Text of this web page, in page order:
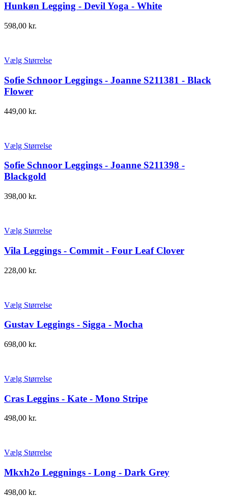
Hunkøn Legging - Devil Yoga - White
598,00 kr.
Vælg Størrelse
Sofie Schnoor Leggings - Joanne S211381 - Black
Flower
449,00 kr.
Vælg Størrelse
Sofie Schnoor Leggings - Joanne S211398 -
Blackgold
398,00 kr.
Vælg Størrelse
Vila Leggings - Commit - Four Leaf Clover
228,00 kr.
Vælg Størrelse
Gustav Leggings - Sigga - Mocha
698,00 kr.
Vælg Størrelse
Cras Leggins - Kate - Mono Stripe
498,00 kr.
Vælg Størrelse
Mkxh2o Leggnings - Long - Dark Grey
498,00 kr.